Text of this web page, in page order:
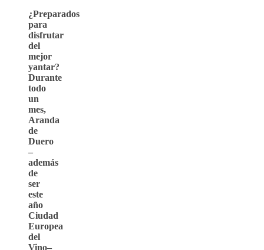
¿Preparados
para
disfrutar
del
mejor
yantar?
Durante
todo
un
mes,
Aranda
de
Duero
–
además
de
ser
este
año
Ciudad
Europea
del
Vino–